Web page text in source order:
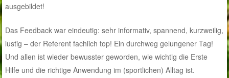
ausgebildet!
Das Feedback war eindeutig: sehr informativ, spannend, kurzweilig,
lustig – der Referent fachlich top! Ein durchweg gelungener Tag!
Und allen ist wieder bewusster geworden, wie wichtig die Erste
Hilfe und die richtige Anwendung im (sportlichen) Alltag ist.